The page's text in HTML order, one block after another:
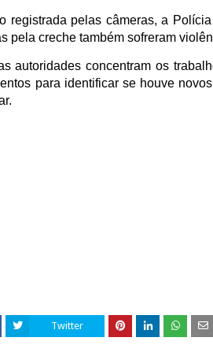
registrada pelas câmeras, a
pela creche também sofreram
autoridades concentram os
para identificar se houve
Twitter